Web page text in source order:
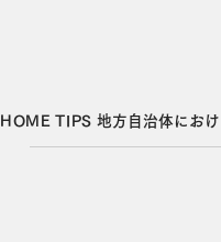
HOME TIPS